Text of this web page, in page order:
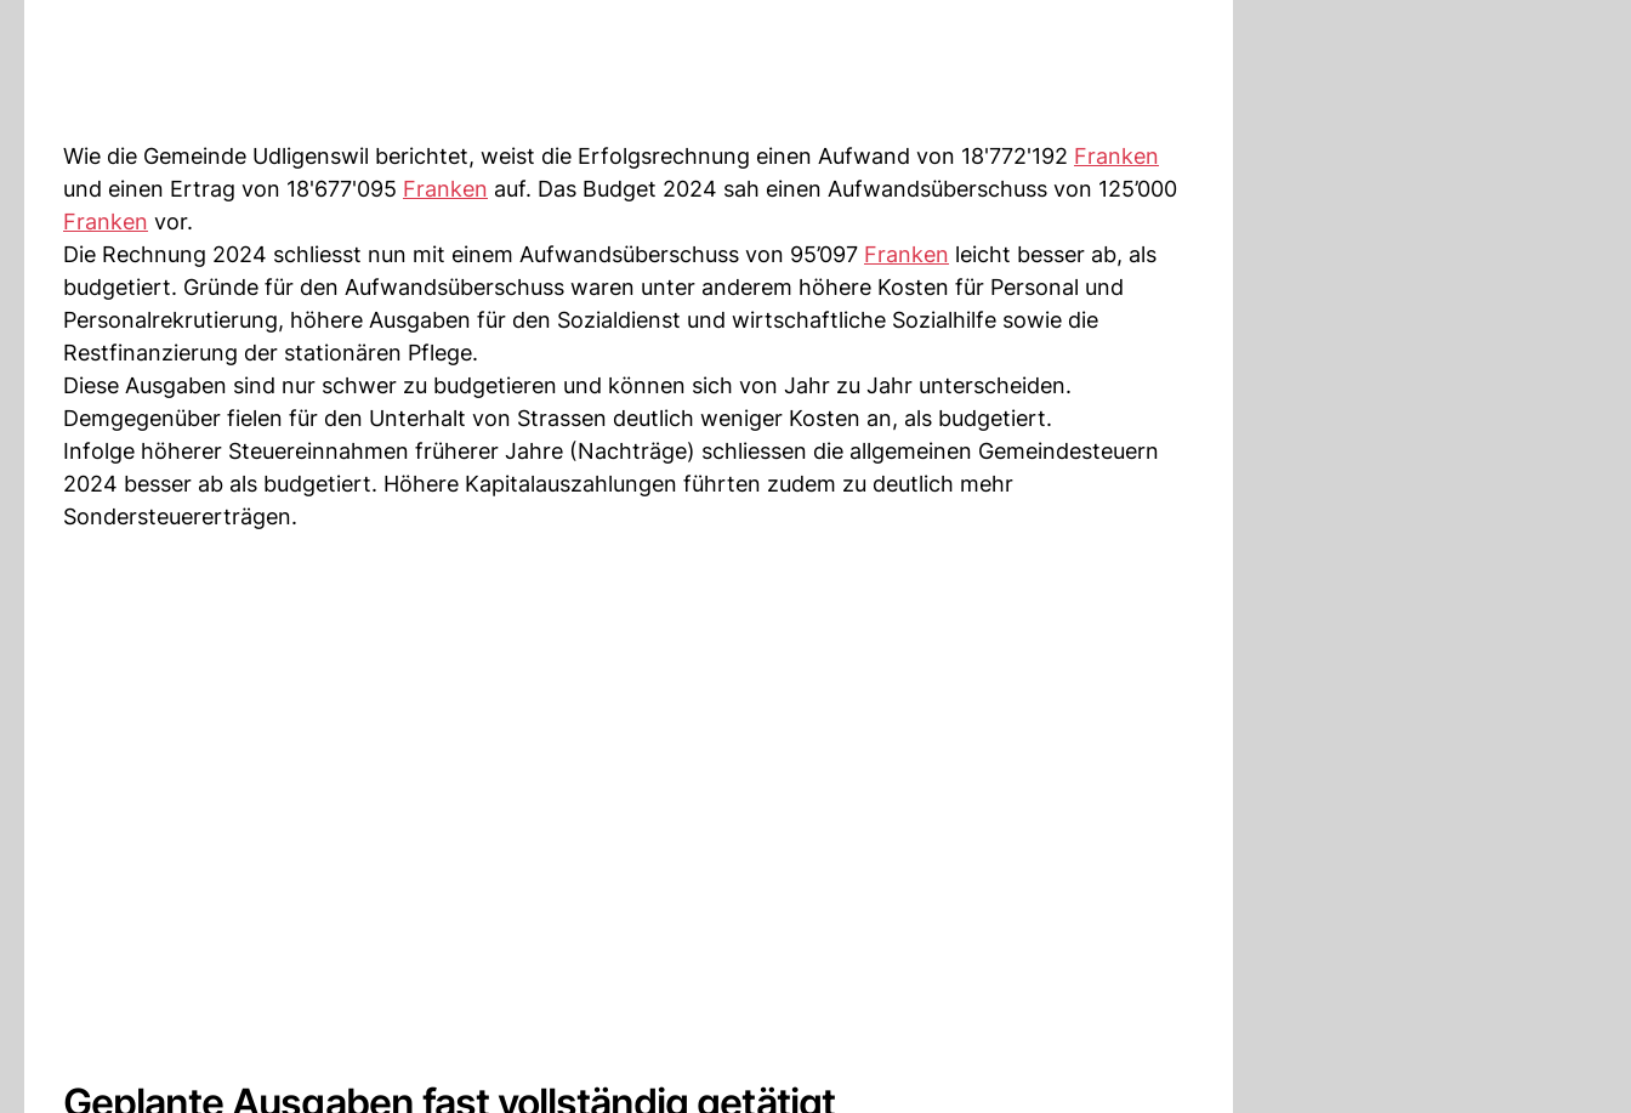
Wie die Gemeinde Udligenswil berichtet, weist die Erfolgsrechnung einen Aufwand von 18'772'192 Franken
und einen Ertrag von 18'677'095 Franken auf. Das Budget 2024 sah einen Aufwandsüberschuss von 125’000
Franken vor.
Die Rechnung 2024 schliesst nun mit einem Aufwandsüberschuss von 95’097 Franken leicht besser ab, als
budgetiert. Gründe für den Aufwandsüberschuss waren unter anderem höhere Kosten für Personal und
Personalrekrutierung, höhere Ausgaben für den Sozialdienst und wirtschaftliche Sozialhilfe sowie die
Restfinanzierung der stationären Pflege.
Diese Ausgaben sind nur schwer zu budgetieren und können sich von Jahr zu Jahr unterscheiden.
Demgegenüber fielen für den Unterhalt von Strassen deutlich weniger Kosten an, als budgetiert.
Infolge höherer Steuereinnahmen früherer Jahre (Nachträge) schliessen die allgemeinen Gemeindesteuern
2024 besser ab als budgetiert. Höhere Kapitalauszahlungen führten zudem zu deutlich mehr
Sondersteuererträgen.
Geplante Ausgaben fast vollständig getätigt